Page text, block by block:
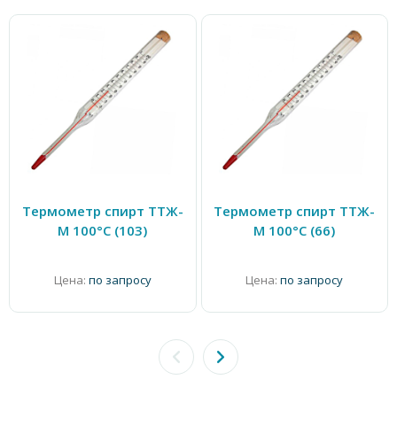
Термометр спирт ТТЖ-
М 100°C (103)
Цена: по запросу
Термометр спирт ТТЖ-
М 100°C (66)
Цена: по запросу